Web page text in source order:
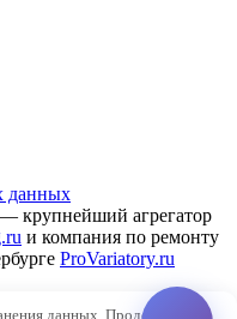
данных
крупнейший агрегатор
и компания по ремонту
ProVariatory.ru
сайта
данных. Продолжая